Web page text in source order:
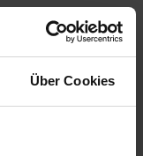
Über Cookies